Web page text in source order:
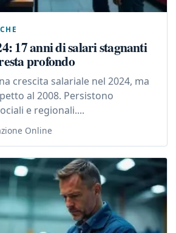
17 anni di salari stagnanti
profondo
crescita salariale nel 2024, ma
al 2008. Persistono
e regionali....
Online